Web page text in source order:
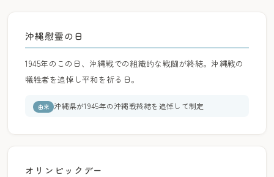
沖縄慰霊の日
1945年のこの日、沖縄戦での組織的な戦闘が終結。沖縄戦の
犠牲者を追悼し平和を祈る日。
由来 沖縄県が1945年の沖縄戦終結を追悼して制定
オリンピックデー